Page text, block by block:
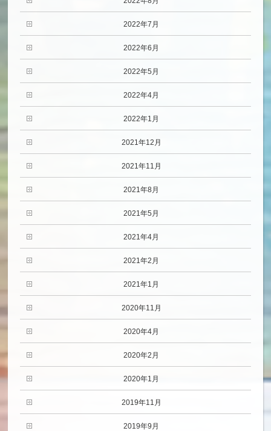
2022年7月
2022年6月
2022年5月
2022年4月
2022年1月
2021年12月
2021年11月
2021年8月
2021年5月
2021年4月
2021年2月
2021年1月
2020年11月
2020年4月
2020年2月
2020年1月
2019年11月
2019年9月